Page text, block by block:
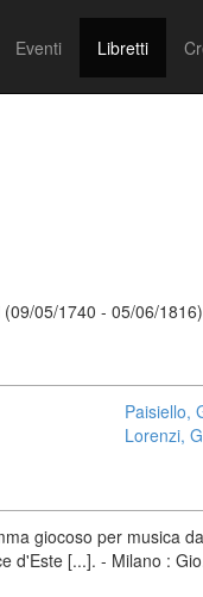
Eventi Libretti
05/1740 - 05/06/1816)
Paisiello,
Lorenzi,
giocoso per musica
d'Este [...]. - Milano :